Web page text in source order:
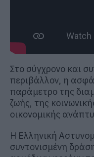
Στο σύγχρονο και
περιβάλλον, η
παράμετρο της
ζωής, της
οικονομικής
Η Ελληνική
συντονισμένη